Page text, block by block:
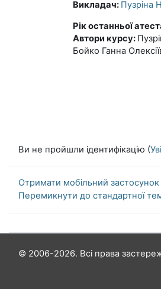
Викладач: Пузріна
Рік останньої
Автори курсу:
Бойко Ганна
Ви не пройшли ідентифікацію (
Отримати мобільний застосунок
Перемикнути до стандартної
© 2006-2026. Всі права